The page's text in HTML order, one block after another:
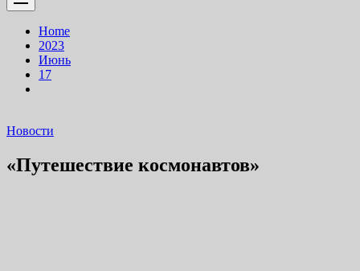
Home
2023
Июнь
17
Новости
«Путешествие космонавтов»